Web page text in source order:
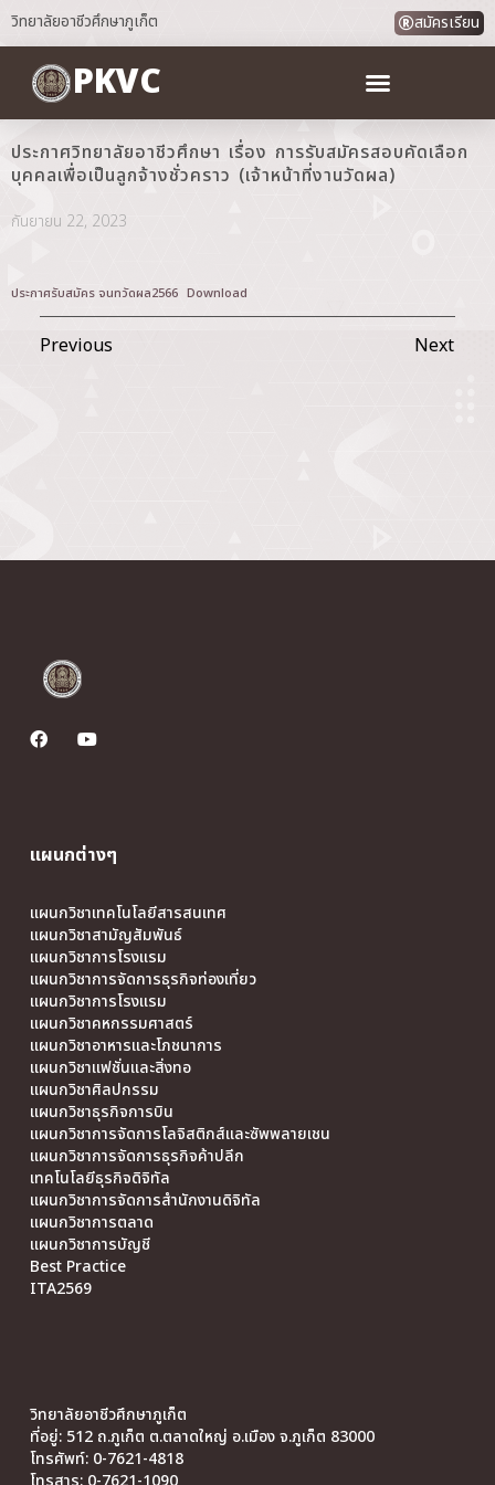
วิทยาลัยอาชีวศึกษาภูเก็ต สมัครเรียน
PKVC
ประกาศวิทยาลัยอาชีวศึกษา เรื่อง การรับสมัครสอบคัดเลือก
บุคคลเพื่อเป็นลูกจ้างชั่วคราว (เจ้าหน้าที่งานวัดผล)
กันยายน 22, 2023
ประกาศรับสมัคร จนทวัดผล2566 Download
Previous Next
แผนกต่างๆ
แผนกวิชาเทคโนโลยีสารสนเทศ
แผนกวิชาสามัญสัมพันธ์
แผนกวิชาการโรงแรม
แผนกวิชาการจัดการธุรกิจท่องเที่ยว
แผนกวิชาการโรงแรม
แผนกวิชาคหกรรมศาสตร์
แผนกวิชาอาหารและโภชนาการ
แผนกวิชาแฟชั่นและสิ่งทอ
แผนกวิชาศิลปกรรม
แผนกวิชาธุรกิจการบิน
แผนกวิชาการจัดการโลจิสติกส์และซัพพลายเชน
แผนกวิชาการจัดการธุรกิจค้าปลีก
เทคโนโลยีธุรกิจดิจิทัล
แผนกวิชาการจัดการสำนักงานดิจิทัล
แผนกวิชาการตลาด
แผนกวิชาการบัญชี
Best Practice
ITA2569
วิทยาลัยอาชีวศึกษาภูเก็ต
ที่อยู่: 512 ถ.ภูเก็ต ต.ตลาดใหญ่ อ.เมือง จ.ภูเก็ต 83000
โทรศัพท์: 0-7621-4818